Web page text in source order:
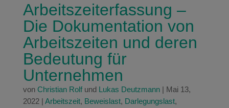
Arbeitszeiterfassung –
Die Dokumentation von
Arbeitszeiten und deren
Bedeutung für
Unternehmen
von Christian Rolfund Lukas Deutzmann| Mai 13,
2022| Arbeitszeit, Beweislast, Darlegungslast,